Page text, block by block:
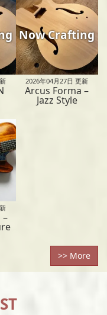
Now Crafting
2026年04月27日 更新
Arcus Forma –
Jazz Style
–
>> More